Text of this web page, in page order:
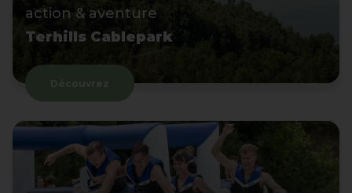
action & aventure
Terhills Cablepark
Découvrez